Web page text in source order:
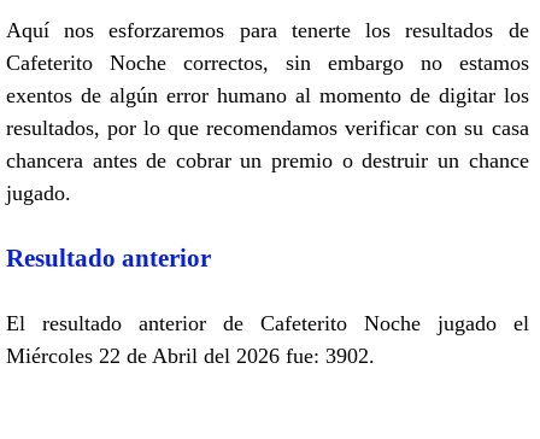
Aquí nos esforzaremos para tenerte los resultados de
Cafeterito Noche correctos, sin embargo no estamos
exentos de algún error humano al momento de digitar los
resultados, por lo que recomendamos verificar con su casa
chancera antes de cobrar un premio o destruir un chance
jugado.
Resultado anterior
El resultado anterior de Cafeterito Noche jugado el
Miércoles 22 de Abril del 2026 fue: 3902.